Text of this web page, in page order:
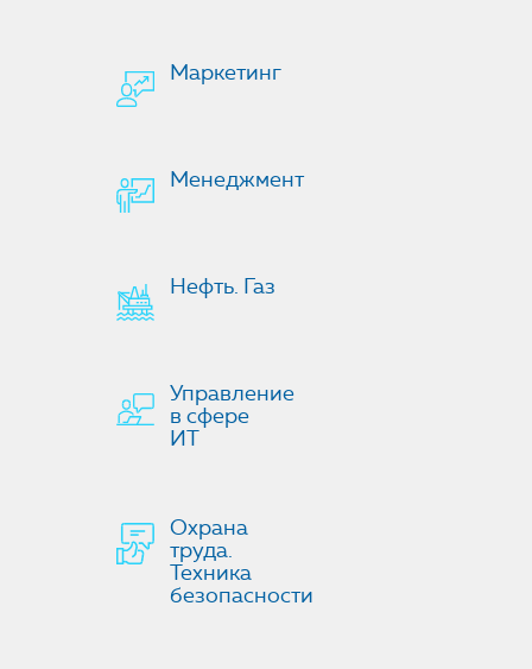
Маркетинг
Менеджмент
Нефть. Газ
Управление
в сфере
ИТ
Охрана
труда.
Техника
безопасности